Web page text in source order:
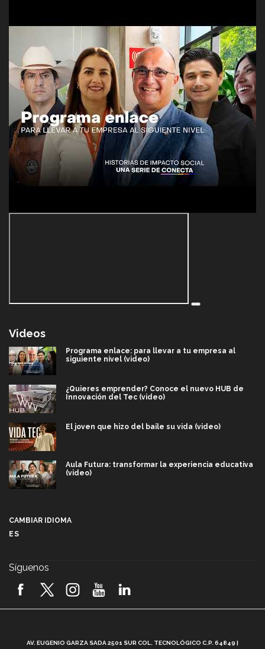
Videos
Programa enlace: para llevar a tu empresa al
siguiente nivel (video)
¿Quieres emprender? Conoce el nuevo HUB de
Innovación del Tec (video)
El joven que hizo del baile su vida (video)
Aula Futura: transformar la experiencia educativa
(video)
2026! (video)
CAMBIAR IDIOMA
ES
Síguenos
AV. EUGENIO GARZA SADA 2501 SUR COL. TECNOLÓGICO C.P. 64849 |